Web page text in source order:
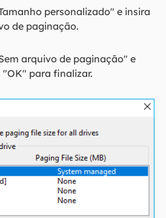
personalizado" e insira
de paginação.
arquivo de paginação" e
para finalizar.